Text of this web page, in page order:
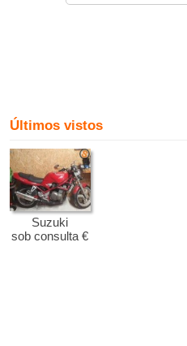
Últimos vistos
Suzuki
sob consulta €